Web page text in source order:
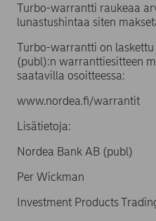
Turbo-warrantti raukeaa
lunastushintaa siten
Turbo-warrantti on laskettu
(publ):n warranttiesitteen
saatavilla osoitteessa:
www.nordea.fi/warrantit
Lisätietoja:
Nordea Bank AB (publ)
Per Wickman
Investment Products